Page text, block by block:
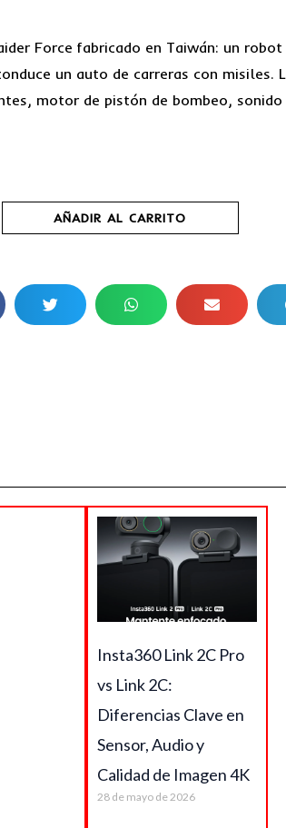
original
era:
Force fabricado en Taiwán: un
un auto de carreras con misiles.
motor de pistón de bombeo, sonido
AÑADIR AL CARRITO
Insta360 Link 2C Pro
vs Link 2C:
Diferencias Clave en
Sensor, Audio y
Calidad de Imagen 4K
28 de mayo de 2026